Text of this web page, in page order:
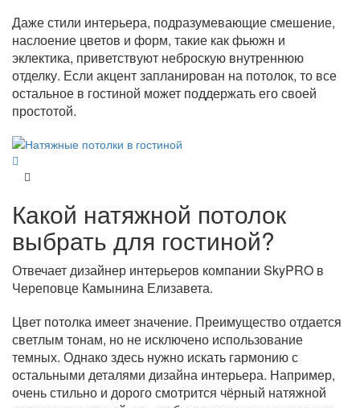
Даже стили интерьера, подразумевающие смешение,
наслоение цветов и форм, такие как фьюжн и
эклектика, приветствуют неброскую внутреннюю
отделку. Если акцент запланирован на потолок, то все
остальное в гостиной может поддержать его своей
простотой.
Какой натяжной потолок
выбрать для гостиной?
Отвечает дизайнер интерьеров компании SkyPRO в
Череповце Камынина Елизавета.
Цвет потолка имеет значение. Преимущество отдается
светлым тонам, но не исключено использование
темных. Однако здесь нужно искать гармонию с
остальными деталями дизайна интерьера. Например,
очень стильно и дорого смотрится чёрный натяжной